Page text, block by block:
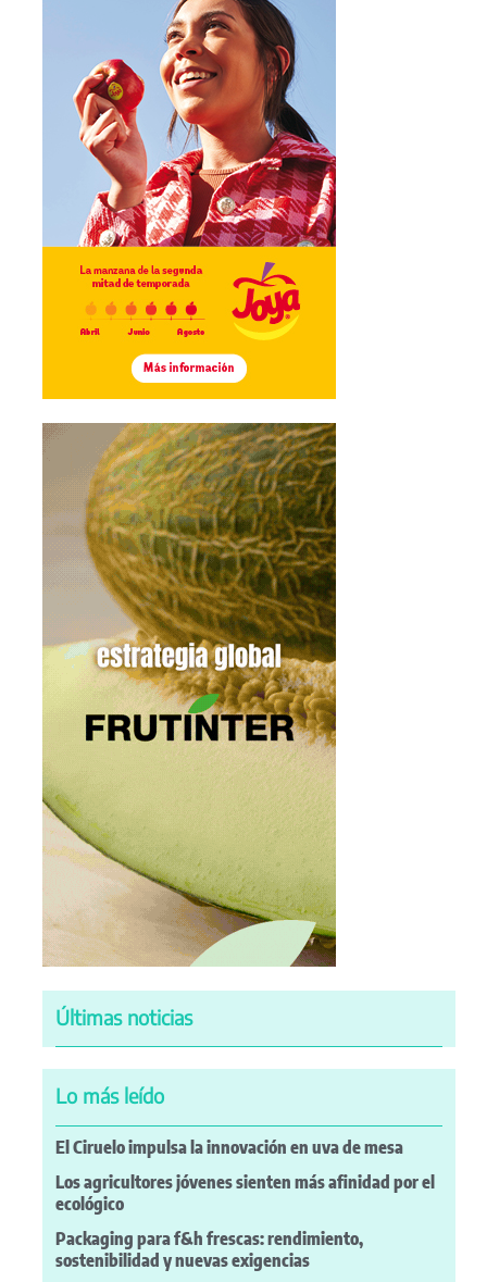
Últimas noticias
Lo más leído
El Ciruelo impulsa la innovación en uva de mesa
Los agricultores jóvenes sienten más afinidad por el
ecológico
Packaging para f&h frescas: rendimiento,
sostenibilidad y nuevas exigencias